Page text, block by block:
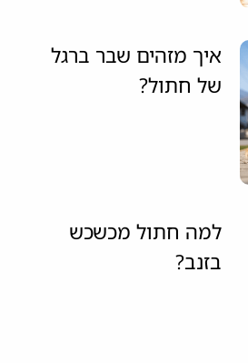
איך מזהים שבר ברגל
של חתול?
למה חתול מכשכש
בזנב?